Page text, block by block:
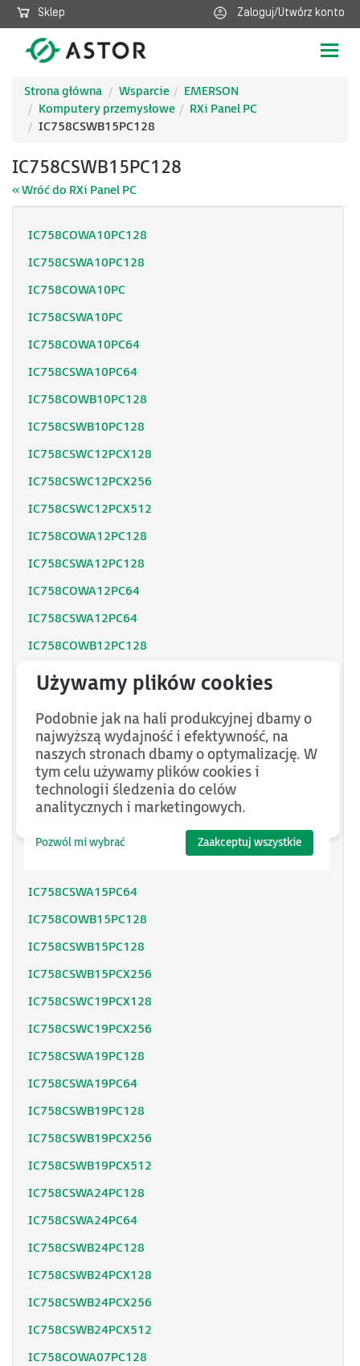
Sklep Zaloguj/Utwórz konto
Strona główna
Wsparcie
EMERSON
Komputery przemysłowe
RXi Panel PC
IC758CSWB15PC128
IC758CSWB15PC128
« Wróć do RXi Panel PC
IC758COWA10PC128
IC758CSWA10PC128
IC758COWA10PC
IC758CSWA10PC
IC758COWA10PC64
IC758CSWA10PC64
IC758COWB10PC128
IC758CSWB10PC128
IC758CSWC12PCX128
IC758CSWC12PCX256
IC758CSWC12PCX512
IC758COWA12PC128
IC758CSWA12PC128
IC758COWA12PC64
IC758CSWA12PC64
IC758COWB12PC128
IC758CSWB12PC128
IC758CSWC15PCX128
IC758CSWC15PCX256
IC758CSWC15PCX512
IC758COWA15PC128
IC758CSWA15PC128
IC758CSWA15PC64
IC758COWB15PC128
IC758CSWB15PC128
IC758CSWB15PCX256
IC758CSWC19PCX128
IC758CSWC19PCX256
IC758CSWA19PC128
IC758CSWA19PC64
IC758CSWB19PC128
IC758CSWB19PCX256
IC758CSWB19PCX512
IC758CSWA24PC128
IC758CSWA24PC64
IC758CSWB24PC128
IC758CSWB24PCX128
IC758CSWB24PCX256
IC758CSWB24PCX512
IC758COWA07PC128
Podobnie jak na hali produkcyjnej dbamy o
najwyższą wydajność i efektywność, na
naszych stronach dbamy o optymalizację. W
tym celu używamy plików cookies i
technologii śledzenia do celów
analitycznych i marketingowych.
Pozwól mi wybrać Zaakceptuj wszystkie